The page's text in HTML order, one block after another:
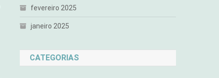
fevereiro 2025
janeiro 2025
CATEGORIAS